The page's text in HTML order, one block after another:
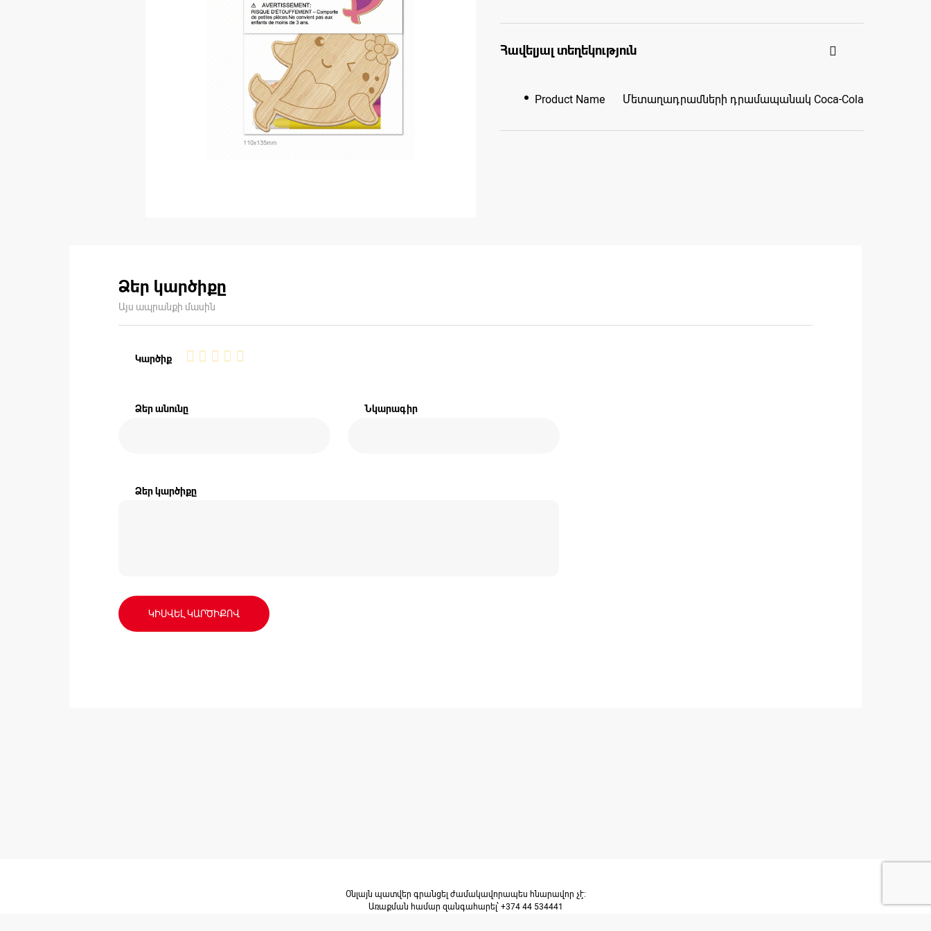
Հավելյալ տեղեկություն
Product Name Մետաղադրամների դրամապանակ Coca-Cola
Ձեր կարծիքը
Այս ապրանքի մասին
Կարծիք
1
star
2
stars
3
stars
4
stars
Ձեր անունը Նկարագիր
Ձեր կարծիքը
ԿԻՍՎԵԼ ԿԱՐԾԻՔՈՎ
Օնլայն պատվեր գրանցել ժամակավորապես հնարավոր չէ։
Առաքման համար զանգահարել՝ +374 44 534441